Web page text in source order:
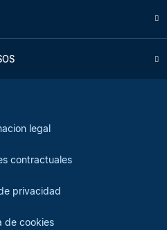
legal
contractuales
privacidad
de cookies